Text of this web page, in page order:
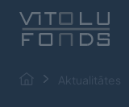
Aktualitātes